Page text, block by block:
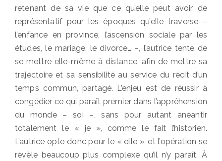
retenant de sa vie que ce qu’elle peut avoir de
représentatif pour les époques qu’elle traverse –
l’enfance en province, l’ascension sociale par les
études, le mariage, le divorce… –, l’autrice tente de
se mettre elle-même à distance, afin de mettre sa
trajectoire et sa sensibilité au service du récit d’un
temps commun, partagé. L’enjeu est de réussir à
congédier ce qui paraît premier dans l’appréhension
du monde – soi –, sans pour autant anéantir
totalement le « je », comme le fait l’historien.
L’autrice opte donc pour le « elle », et l’opération se
révèle beaucoup plus complexe qu’il n’y paraît. À